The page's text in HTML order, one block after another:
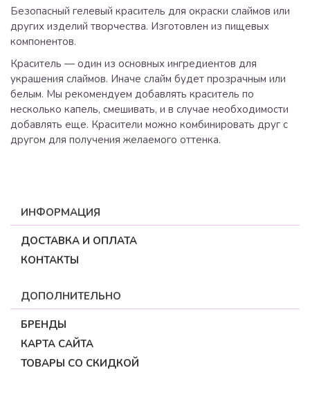
Безопасный гелевый краситель для окраски слаймов или
других изделий творчества. Изготовлен из пищевых
компонентов.
Краситель — один из основных ингредиентов для
украшения слаймов. Иначе слайм будет прозрачным или
белым. Мы рекомендуем добавлять краситель по
несколько капель, смешивать, и в случае необходимости
добавлять еще. Красители можно комбинировать друг с
другом для получения желаемого оттенка.
ИНФОРМАЦИЯ
ДОСТАВКА И ОПЛАТА
КОНТАКТЫ
ДОПОЛНИТЕЛЬНО
БРЕНДЫ
КАРТА САЙТА
ТОВАРЫ СО СКИДКОЙ